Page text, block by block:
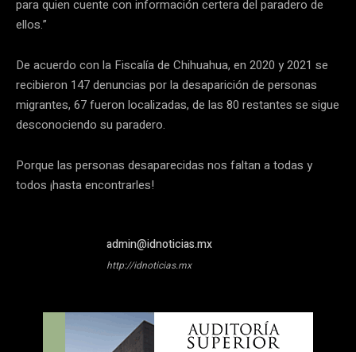
para quien cuente con información certera del paradero de
ellos.”
De acuerdo con la Fiscalía de Chihuahua, en 2020 y 2021 se
recibieron 147 denuncias por la desaparición de personas
migrantes, 67 fueron localizadas, de las 80 restantes se sigue
desconociendo su paradero.
Porque las personas desaparecidas nos faltan a todas y
todos ¡hasta encontrarles!
admin@idnoticias.mx
http://idnoticias.mx